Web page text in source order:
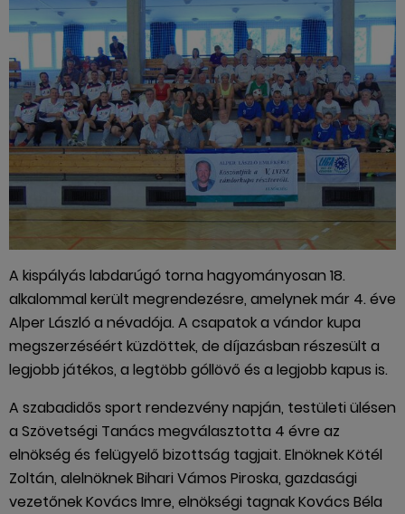
A kispályás labdarúgó torna hagyományosan 18.
alkalommal került megrendezésre, amelynek már 4. éve
Alper László a névadója. A csapatok a vándor kupa
megszerzéséért küzdöttek, de díjazásban részesült a
legjobb játékos, a legtöbb góllövő és a legjobb kapus is.
A szabadidős sport rendezvény napján, testületi ülésen
a Szövetségi Tanács megválasztotta 4 évre az
elnökség és felügyelő bizottság tagjait. Elnöknek Kötél
Zoltán, alelnöknek Bihari Vámos Piroska, gazdasági
vezetőnek Kovács Imre, elnökségi tagnak Kovács Béla